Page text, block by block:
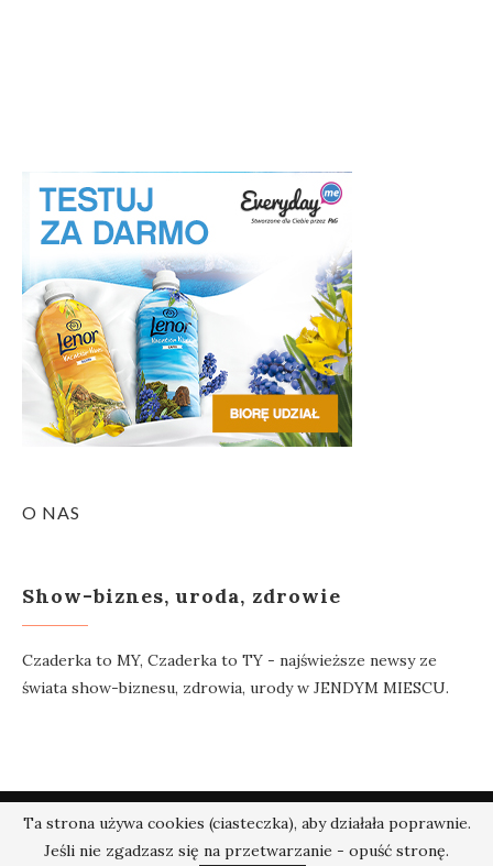
O NAS
Show-biznes, uroda, zdrowie
Czaderka to MY, Czaderka to TY - najświeższe newsy ze
świata show-biznesu, zdrowia, urody w JENDYM MIESCU.
@2018 - Czaderka.pl. Wszelkie prawa zastrzeżone.
Ta strona używa cookies (ciasteczka), aby działała poprawnie.
Jeśli nie zgadzasz się na przetwarzanie - opuść stronę.